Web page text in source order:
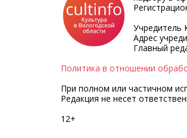
Учредитель
Адрес
Главный
Политика в отношении
При полном или частичном
Редакция не несет
12+